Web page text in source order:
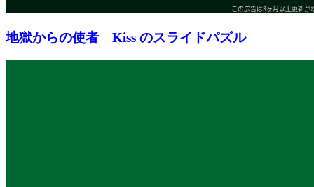
地獄からの使者 Kiss のスライドパズル